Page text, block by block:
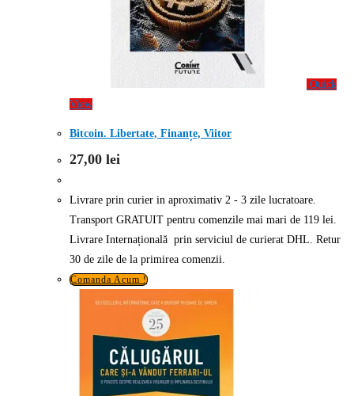
Quick
View
Bitcoin. Libertate, Finanțe, Viitor
27,00 lei
Livrare prin curier in aproximativ 2 - 3 zile lucratoare.
Transport GRATUIT pentru comenzile mai mari de 119 lei.
Livrare Internațională prin serviciul de curierat DHL. Retur
30 de zile de la primirea comenzii.
Comanda Acum !